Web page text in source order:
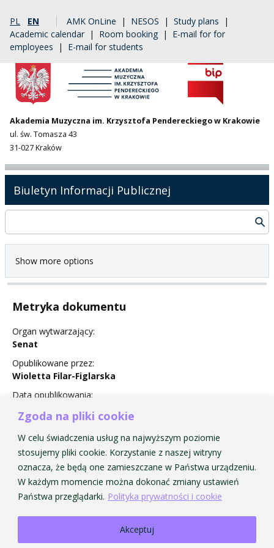
Zgoda na pliki cookie
W celu świadczenia usług na najwyższym poziomie
stosujemy pliki cookie. Korzystanie z naszej witryny
oznacza, że będą one zamieszczane w Państwa urządzeniu.
W każdym momencie można dokonać zmiany ustawień
Państwa przeglądarki. Polityka prywatności i cookie
Akceptuj
PL EN AMK OnLine | NESOS | Study plans |
Academic calendar | Room booking | E-mail for for
employees | E-mail for students
Akademia Muzyczna im. Krzysztofa Pendereckiego w Krakowie
ul. św. Tomasza 43
31-027 Kraków
Biuletyn Informacji Publicznej
Show more options
Metryka dokumentu
Organ wytwarzający:
Senat
Opublikowane przez:
Wioletta Filar-Figlarska
Data opublikowania:
Obowiązuje
Strona Główna AMKP Strona Główna BIP